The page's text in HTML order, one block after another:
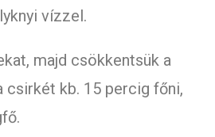
vízzel.
majd csökkentsük a
csirkét kb. 15 percig főni,